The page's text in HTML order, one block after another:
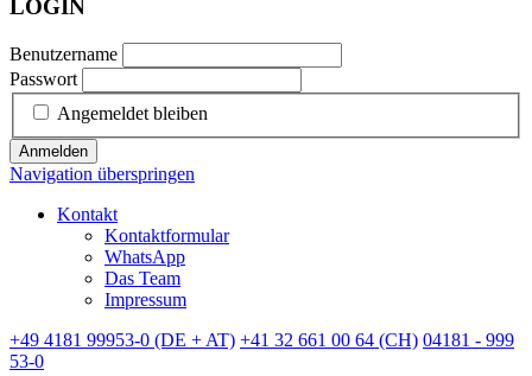
LOGIN
Benutzername
Passwort
Angemeldet bleiben
Anmelden
Navigation überspringen
Kontakt
Kontaktformular
WhatsApp
Das Team
Impressum
+49 4181 99953-0 (DE + AT) +41 32 661 00 64 (CH) 04181 - 999
53-0